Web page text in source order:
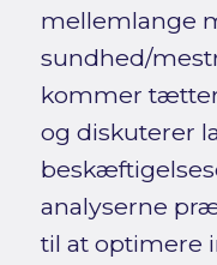
mellemlange
sundhed/
kommer
og diskuterer
analyserne
til at optimere